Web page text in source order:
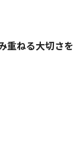
重ねる大切さを